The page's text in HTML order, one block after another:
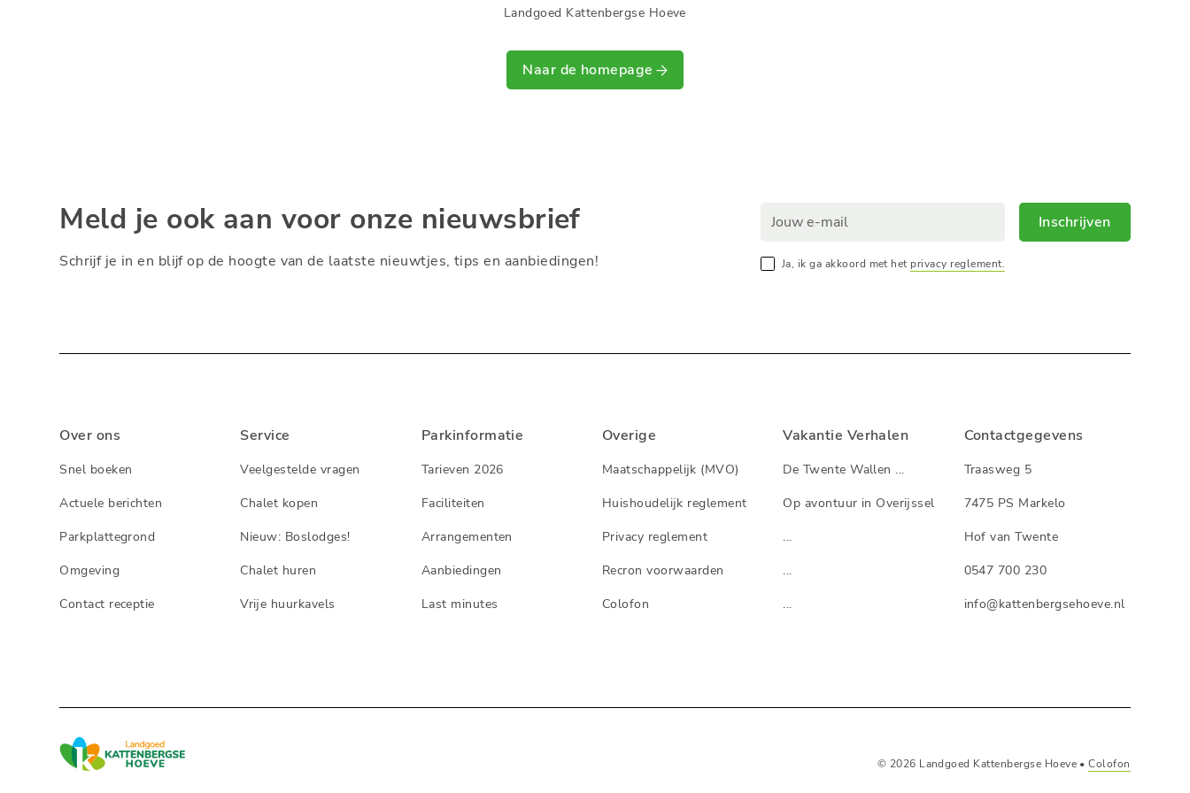
Landgoed Kattenbergse Hoeve
Naar de homepage
Meld je ook aan voor onze nieuwsbrief
Schrijf je in en blijf op de hoogte van de laatste nieuwtjes, tips en aanbiedingen!
Inschrijven
Ja, ik ga akkoord met het privacy reglement.
Over ons
Snel boeken
Actuele berichten
Parkplattegrond
Omgeving
Contact receptie
Service
Veelgestelde vragen
Chalet kopen
Nieuw: Boslodges!
Chalet huren
Vrije huurkavels
Parkinformatie
Tarieven 2026
Faciliteiten
Arrangementen
Aanbiedingen
Last minutes
Overige
Maatschappelijk (MVO)
Huishoudelijk reglement
Privacy reglement
Recron voorwaarden
Colofon
Vakantie Verhalen
De Twente Wallen ...
Op avontuur in Overijssel
...
...
...
Contactgegevens
Traasweg 5
7475 PS Markelo
Hof van Twente
0547 700 230
info@kattenbergsehoeve.nl
© 2026 Landgoed Kattenbergse Hoeve •Colofon